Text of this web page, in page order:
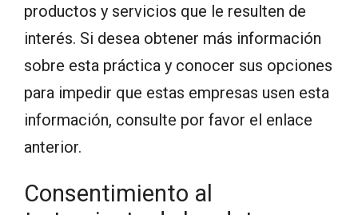
productos y servicios que le resulten de
interés. Si desea obtener más información
sobre esta práctica y conocer sus opciones
para impedir que estas empresas usen esta
información, consulte por favor el enlace
anterior.
Consentimiento al